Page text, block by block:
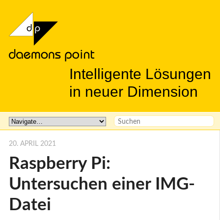
Intelligente Lösungen
in neuer Dimension
Raspberry Pi:
Untersuchen einer IMG-
Datei
20. APRIL 2021